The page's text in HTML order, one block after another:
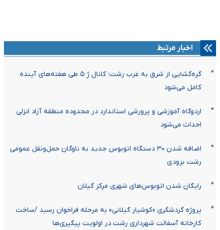
اخبار مرتبط
گره‌گشایی از شرق به غرب رشت؛ کانال ژ ۵ طی هفته‌های آینده
کامل می‌شود
اردوگاه آموزشی و پرورشی استاندارد در محدوده منطقه آزاد انزلی
احداث می‌شود
اضافه شدن ۳۰ دستگاه اتوبوس جدید به ناوگان حمل‌ونقل عمومی
رشت بزودی
رایگان شدن اتوبوس‌های شهری مرکز گیلان
پروژه گردشگری «کوشیار گیلانی» به مرحله فراخوان رسید /ساخت
کارخانه آسفالت شهرداری رشت در اولویت پیگیری‌ها